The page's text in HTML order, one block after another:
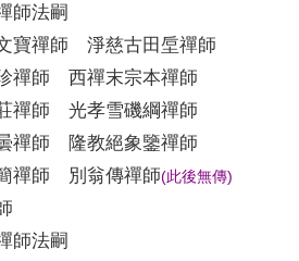
師法嗣
禪師 淨慈古田垕禪師
師 西禪末宗本禪師
師 光孝雪磯綱禪師
師 隆教絕象鑒禪師
師 別翁傳禪師(此後無傳)
師法嗣